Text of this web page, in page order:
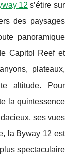
12 s’étire sur
des paysages
panoramique
Capitol Reef et
plateaux,
altitude. Pour
la quintessence
ses vues
la Byway 12 est
spectaculaire